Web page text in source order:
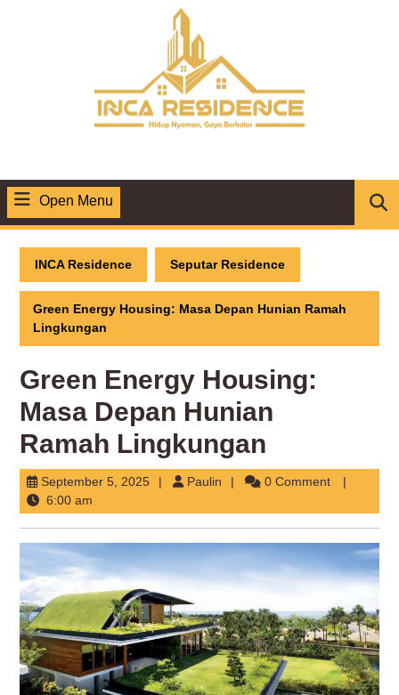
Open Menu
Menu
INCA Residence Seputar Residence
Green Energy Housing: Masa Depan Hunian Ramah
Lingkungan
Green Energy Housing:
Masa Depan Hunian
Ramah Lingkungan
September 5, 2025September
2025
Paulin Paulin
0 Comment
6:00 am